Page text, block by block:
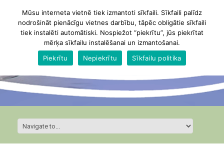
Mūsu interneta vietnē tiek izmantoti sīkfaili. Sīkfaili palīdz
nodrošināt pienācīgu vietnes darbību, tāpēc obligātie sīkfaili
tiek instalēti automātiski. Nospiežot “piekrītu”, jūs piekrītat
mērķa sīkfailu instalēšanai un izmantošanai.
Piekrītu
Nepiekrītu Sīkfailu politika